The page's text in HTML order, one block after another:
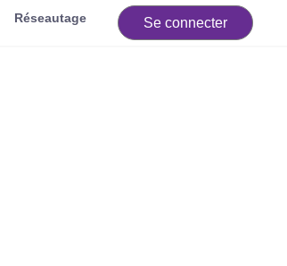
Réseautage Se connecter